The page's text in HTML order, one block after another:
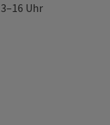
Uhr